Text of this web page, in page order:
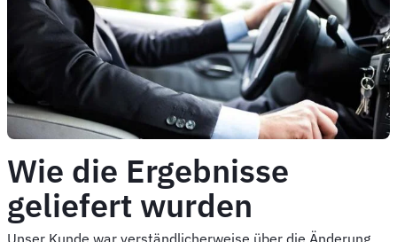
Wie die Ergebnisse
geliefert wurden
Unser Kunde war verständlicherweise über die Änderung